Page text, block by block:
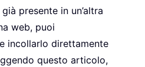
presente in un’altra
web, puoi
incollarlo direttamente
questo articolo,